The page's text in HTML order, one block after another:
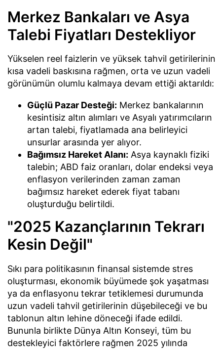
Merkez Bankaları ve Asya
Talebi Fiyatları Destekliyor
Yükselen reel faizlerin ve yüksek tahvil getirilerinin
kısa vadeli baskısına rağmen, orta ve uzun vadeli
görünümün olumlu kalmaya devam ettiği aktarıldı:
Güçlü Pazar Desteği: Merkez bankalarının
kesintisiz altın alımları ve Asyalı yatırımcıların
artan talebi, fiyatlamada ana belirleyici
unsurlar arasında yer alıyor.
Bağımsız Hareket Alanı: Asya kaynaklı fiziki
talebin; ABD faiz oranları, dolar endeksi veya
enflasyon verilerinden zaman zaman
bağımsız hareket ederek fiyat tabanı
oluşturduğu belirtildi.
"2025 Kazançlarının Tekrarı
Kesin Değil"
Sıkı para politikasının finansal sistemde stres
oluşturması, ekonomik büyümede şok yaşatması
ya da enflasyonu tekrar tetiklemesi durumunda
uzun vadeli tahvil getirilerinin düşebileceği ve bu
tablonun altın lehine döneceği ifade edildi.
Bununla birlikte Dünya Altın Konseyi, tüm bu
destekleyici faktörlere rağmen 2025 yılında